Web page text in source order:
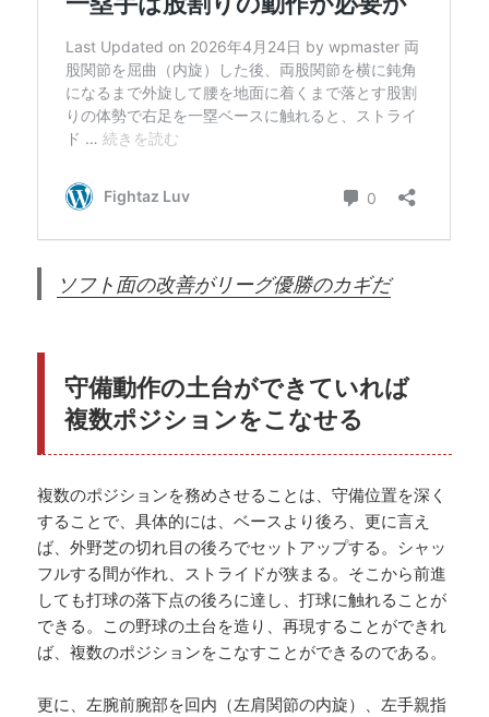
ソフト面の改善がリーグ優勝のカギだ
守備動作の土台ができていれば
複数ポジションをこなせる
複数のポジションを務めさせることは、守備位置を深く
することで、具体的には、ベースより後ろ、更に言え
ば、外野芝の切れ目の後ろでセットアップする。シャッ
フルする間が作れ、ストライドが狭まる。そこから前進
しても打球の落下点の後ろに達し、打球に触れることが
できる。この野球の土台を造り、再現することができれ
ば、複数のポジションをこなすことができるのである。
更に、左腕前腕部を回内（左肩関節の内旋）、左手親指